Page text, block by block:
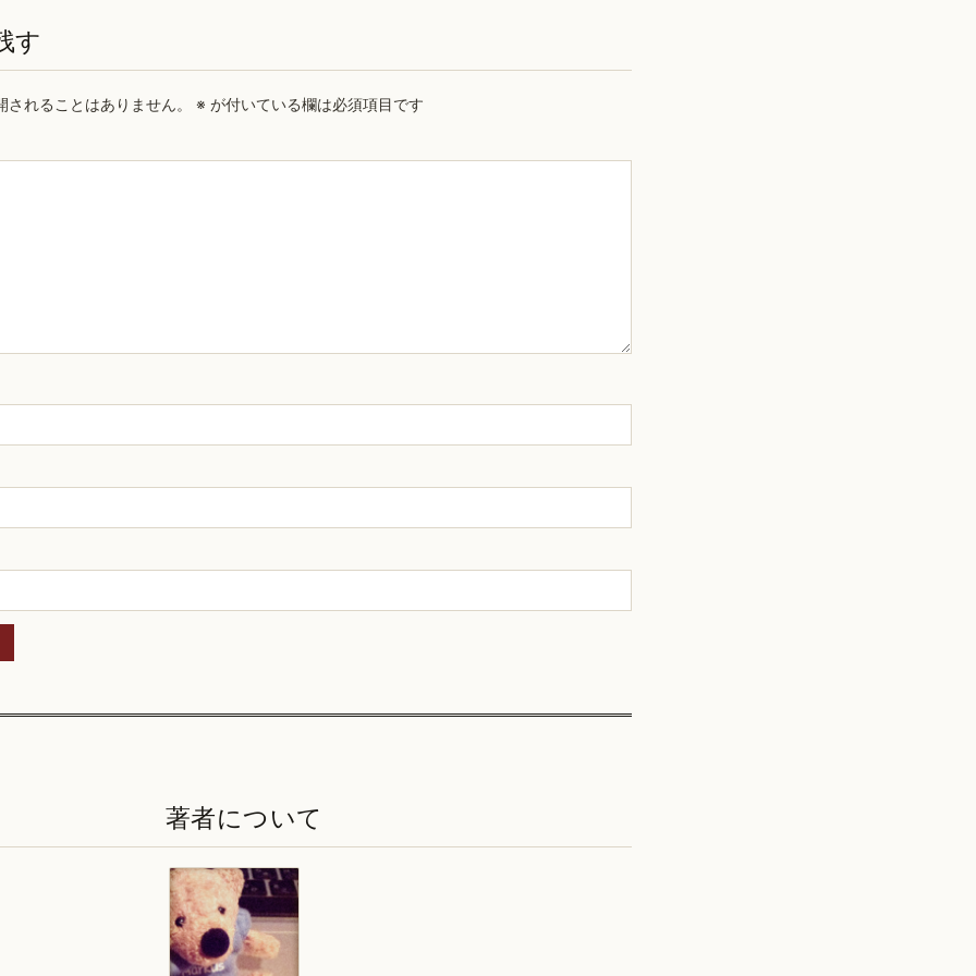
す
れることはありません。 ※ が付いている欄は必須項目です
著者について